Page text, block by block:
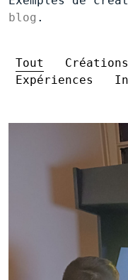
blog .
Tout Créations
Expériences